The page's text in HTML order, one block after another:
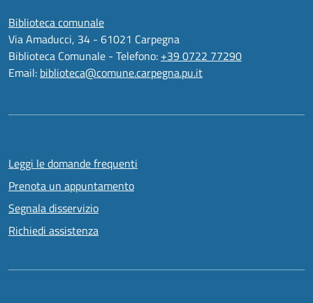
Biblioteca comunale
Via Amaducci, 34 - 61021 Carpegna
Biblioteca Comunale - Telefono: +39 0722 77290
Email: biblioteca@comune.carpegna.pu.it
Leggi le domande frequenti
Prenota un appuntamento
Segnala disservizio
Richiedi assistenza